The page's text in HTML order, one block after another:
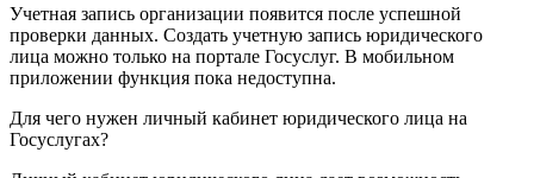
Учетная запись организации появится после успешной
проверки данных. Создать учетную запись юридического
лица можно только на портале Госуслуг. В мобильном
приложении функция пока недоступна.
Для чего нужен личный кабинет юридического лица на
Госуслугах?